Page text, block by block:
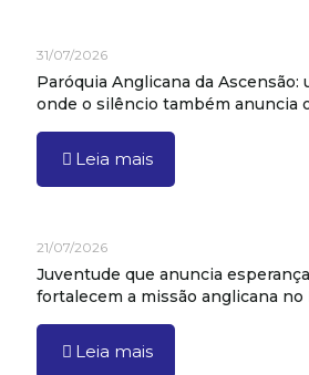
31/07/2026
Paróquia Anglicana da Ascensão:
onde o silêncio também anuncia
Leia mais
21/07/2026
Juventude que anuncia
fortalecem a missão anglicana
Leia mais